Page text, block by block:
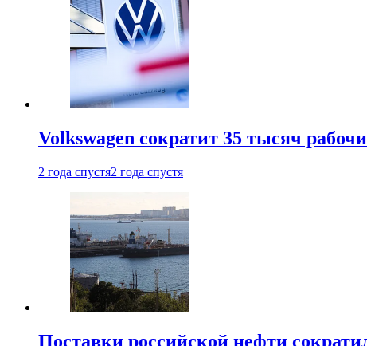
Volkswagen сократит 35 тысяч
2 года спустя2 года спустя
Поставки российской нефти